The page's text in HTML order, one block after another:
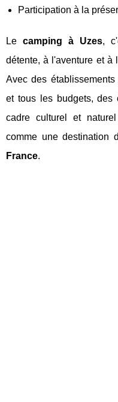
Participation à la
Lecamping à Uzes,
détente, à l'aventure et à
Avec des
et tous les budgets, des
cadre culturel et
comme une destination
France.